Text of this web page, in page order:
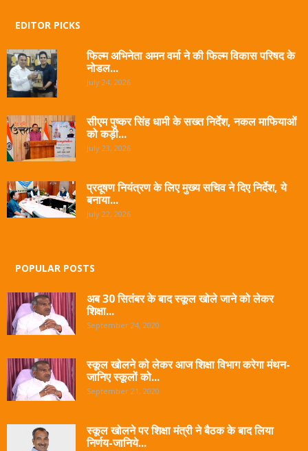
EDITOR PICKS
फिल्म अभिनेता अमन वर्मा ने की फिल्म विकास परिषद के
नोडल...
July 24, 2026
सीएम पुष्कर सिंह धामी के सख्त निर्देश, नकल माफियाओं
को कड़ी...
July 23, 2026
प्रदूषण नियंत्रण के लिए मुख्य सचिव ने दिए निर्देश, ये
बनाया...
July 22, 2026
POPULAR POSTS
अब 30 सितंबर के बाद स्कूल खोले जाने को लेकर
शिक्षा...
September 24, 2020
स्कूल खोलने को लेकर आज शिक्षा विभाग करेगा मंथन-
जानिए स्कूलों को...
September 21, 2020
स्कूल खोलने पर शिक्षा मंत्री ने बैठक के बाद लिया
निर्णय-जानिये...